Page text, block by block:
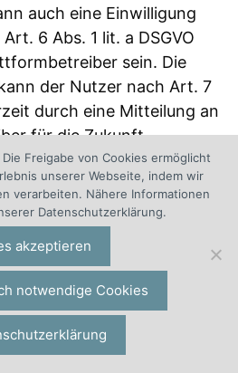
auch eine Einwilligung
6 Abs. 1 lit. a DSGVO
sein. Die
der Nutzer nach Art. 7
durch eine Mitteilung an
für die Zukunft
Onlineauftritts auf der
werden von der Facebook
der Plattform in der
(z.B. persönliche
etc.) verarbeitet.
dienen zu
Freigabe von Cookies ermöglicht
unserer Webseite, indem wir
verarbeiten. Nähere Informationen
Datenschutzerklärung.
akzeptieren
notwendige Cookies